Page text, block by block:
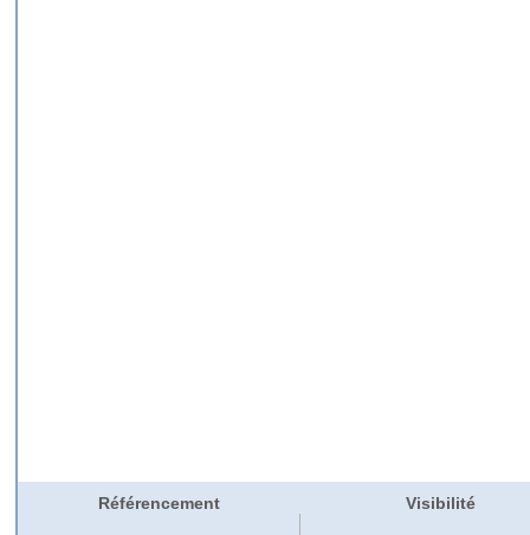
Référencement Visibilité